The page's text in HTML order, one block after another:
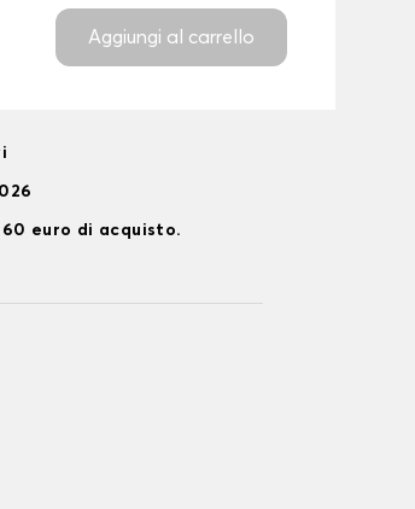
Aggiungi al carrello
euro di acquisto.